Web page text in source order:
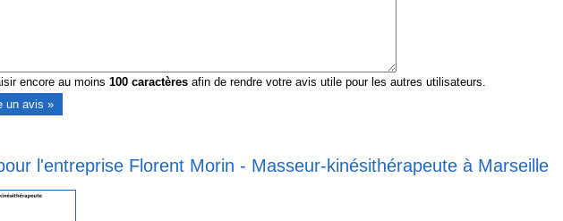
encore au moins 100caractèresafin de rendre votre avis utile pour les autres utilisateurs.
l'entreprise Florent Morin - Masseur-kinésithérapeute à Marseille